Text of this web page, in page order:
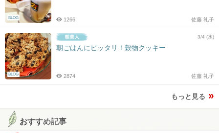
BLOG 佐藤 礼子
1266
BLOG
3/4 (水)
朝ごはんにピッタリ！穀物クッキー
佐藤 礼子
2874
もっと見る
おすすめ記事